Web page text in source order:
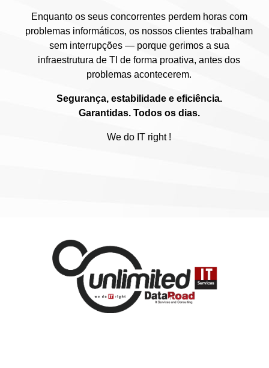
Enquanto os seus concorrentes perdem horas com
problemas informáticos, os nossos clientes trabalham
sem interrupções — porque gerimos a sua
infraestrutura de TI de forma proativa, antes dos
problemas acontecerem.
Segurança, estabilidade e eficiência.
Garantidas. Todos os dias.
We do IT right !